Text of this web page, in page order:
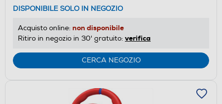
DISPONIBILE SOLO IN NEGOZIO
Acquisto online: non disponibile
Ritiro in negozio in 30' gratuito: verifica
CERCA NEGOZIO